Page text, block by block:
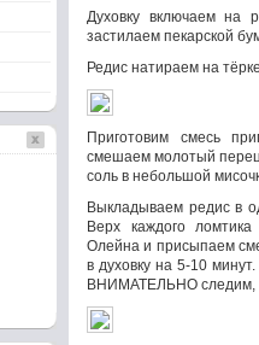
Духовку включаем на
застилаем пекарской
Редис натираем на
Приготовим смесь
смешаем молотый
соль в небольшой
Выкладываем редис в
Верх каждого
Олейна и присыпаем
в духовку на 5-10
ВНИМАТЕЛЬНО следим,